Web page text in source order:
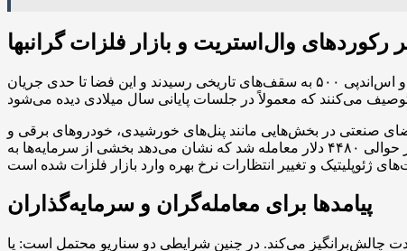
رکوردهای وال‌استریت و بازار فلزات گرانبها
رالی اواخر هفته وال‌استریت نیز به تقویت روحیه ریسک‌پذیری کمک کرد؛ در جلسه کوتاه‌شده معاملاتی روز چهارشنبه، داو جونز و اس‌اندپی ۵۰۰ به سقف‌های تاریخی رسیدند و این فضا تا حدی جریان
انس رسید؛ به نقل از بلومبرگ، افزایش تقاضای صنعتی در بخش‌هایی مانند پنل‌های خورشیدی، خودروهای برقی و
مراکز داده همراه با کمبود عرضه معدن، از عوامل اصلی رشد بود. طلا نیز پس از ثبت رکوردی بالای ۴۵۰۰ دلار به ازای هر انس، در حوالی ۴۴۸۰ دلار معامله شد که نشان می‌دهد بخشی از سرمایه‌ها به
پیامدها برای معامله‌گران و سرمایه‌گذاران
را برای سرمایه‌گذاران کوتاه‌مدت چالش‌برانگیز می‌کند. در چنین شرایطی دو سناریو محتمل است: یا